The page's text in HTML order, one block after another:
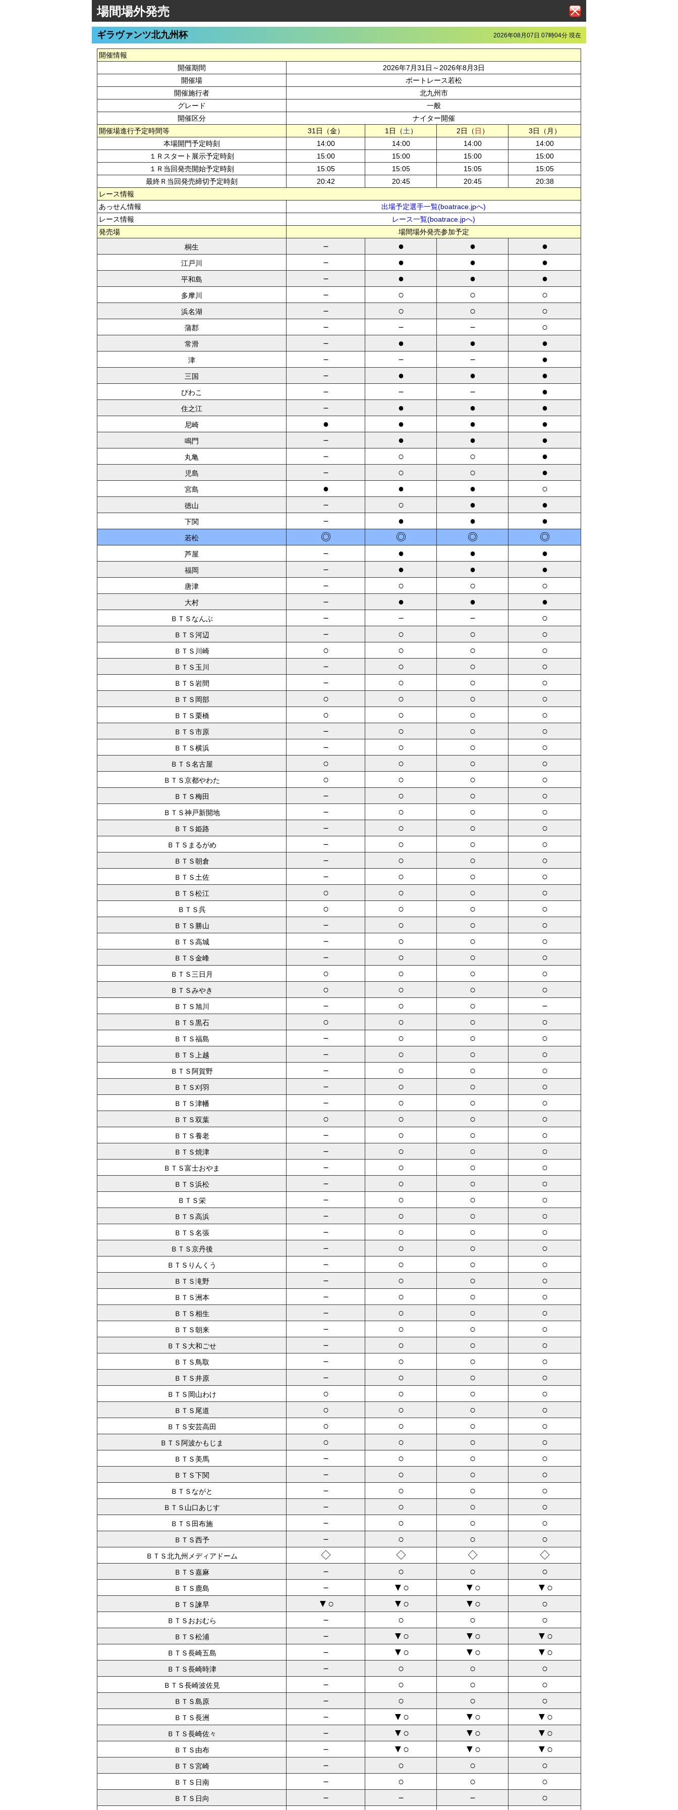
場間場外発売
2026年08月07日 07時04分 現在
ギラヴァンツ北九州杯
開催情報
開催期間
2026年7月31日～2026年8月3日
開催場
ボートレース若松
開催施行者
北九州市
グレード
一般
開催区分
ナイター開催
開催場進行予定時間等
31日（金） 1日（土） 2日（ 日 ）
3日（月）
本場開門予定時刻
14:00 14:00 14:00
14:00
１Ｒスタート展示予定時刻
15:00 15:00 15:00
15:00
１Ｒ当回発売開始予定時刻
15:05 15:05 15:05
15:05
最終Ｒ当回発売締切予定時刻
20:42 20:45 20:45
20:38
レース情報
あっせん情報
出場予定選手一覧(boatrace.jpへ)
レース情報
レース一覧(boatrace.jpへ)
発売場
場間場外発売参加予定
桐生
－ ● ● ●
江戸川 － ● ● ●
平和島 － ● ● ●
多摩川 － ○ ○ ○
浜名湖 － ○ ○ ○
蒲郡 － － － ○
常滑 － ● ● ●
津 － － － ●
三国 － ● ● ●
びわこ － － － ●
住之江 － ● ● ●
尼崎 ● ● ● ●
鳴門 － ● ● ●
丸亀 － ○ ○ ●
児島 － ○ ○ ●
宮島 ● ● ● ○
徳山 － ○ ● ●
下関 － ● ● ●
若松 ◎ ◎ ◎ ◎
芦屋 － ● ● ●
福岡 － ● ● ●
唐津 － ○ ○ ○
大村 － ● ● ●
ＢＴＳなんぶ － － － ○
ＢＴＳ河辺 － ○ ○ ○
ＢＴＳ川崎 ○ ○ ○ ○
ＢＴＳ玉川 － ○ ○ ○
ＢＴＳ岩間 － ○ ○ ○
ＢＴＳ岡部 ○ ○ ○ ○
ＢＴＳ栗橋 ○ ○ ○ ○
ＢＴＳ市原 － ○ ○ ○
ＢＴＳ横浜 － ○ ○ ○
ＢＴＳ名古屋 ○ ○ ○ ○
ＢＴＳ京都やわた ○ ○ ○ ○
ＢＴＳ梅田 － ○ ○ ○
ＢＴＳ神戸新開地 － ○ ○ ○
ＢＴＳ姫路 － ○ ○ ○
ＢＴＳまるがめ － ○ ○ ○
ＢＴＳ朝倉 － ○ ○ ○
ＢＴＳ土佐 － ○ ○ ○
ＢＴＳ松江 ○ ○ ○ ○
ＢＴＳ呉 ○ ○ ○ ○
ＢＴＳ勝山 － ○ ○ ○
ＢＴＳ高城 － ○ ○ ○
ＢＴＳ金峰 － ○ ○ ○
ＢＴＳ三日月 ○ ○ ○ ○
ＢＴＳみやき ○ ○ ○ ○
ＢＴＳ旭川 － ○ ○ －
ＢＴＳ黒石 ○ ○ ○ ○
ＢＴＳ福島 － ○ ○ ○
ＢＴＳ上越 － ○ ○ ○
ＢＴＳ阿賀野 － ○ ○ ○
ＢＴＳ刈羽 － ○ ○ ○
ＢＴＳ津幡 － ○ ○ ○
ＢＴＳ双葉 ○ ○ ○ ○
ＢＴＳ養老 － ○ ○ ○
ＢＴＳ焼津 － ○ ○ ○
ＢＴＳ富士おやま － ○ ○ ○
ＢＴＳ浜松 － ○ ○ ○
ＢＴＳ栄 － ○ ○ ○
ＢＴＳ高浜 － ○ ○ ○
ＢＴＳ名張 － ○ ○ ○
ＢＴＳ京丹後 － ○ ○ ○
ＢＴＳりんくう － ○ ○ ○
ＢＴＳ滝野 － ○ ○ ○
ＢＴＳ洲本 － ○ ○ ○
ＢＴＳ相生 － ○ ○ ○
ＢＴＳ朝来 － ○ ○ ○
ＢＴＳ大和ごせ － ○ ○ ○
ＢＴＳ鳥取 － ○ ○ ○
ＢＴＳ井原 － ○ ○ ○
ＢＴＳ岡山わけ ○ ○ ○ ○
ＢＴＳ尾道 ○ ○ ○ ○
ＢＴＳ安芸高田 ○ ○ ○ ○
ＢＴＳ阿波かもじま ○ ○ ○ ○
ＢＴＳ美馬 － ○ ○ ○
ＢＴＳ下関 － ○ ○ ○
ＢＴＳながと － ○ ○ ○
ＢＴＳ山口あじす － ○ ○ ○
ＢＴＳ田布施 － ○ ○ ○
ＢＴＳ西予 － ○ ○ ○
ＢＴＳ北九州メディアドーム ◇ ◇ ◇ ◇
ＢＴＳ嘉麻 － ○ ○ ○
ＢＴＳ鹿島 － ▼○ ▼○ ▼○
ＢＴＳ諫早 ▼○ ▼○ ▼○ ○
ＢＴＳおおむら － ○ ○ ○
ＢＴＳ松浦 － ▼○ ▼○ ▼○
ＢＴＳ長崎五島 － ▼○ ▼○ ▼○
ＢＴＳ長崎時津 － ○ ○ ○
ＢＴＳ長崎波佐見 － ○ ○ ○
ＢＴＳ島原 － ○ ○ ○
ＢＴＳ長洲 － ▼○ ▼○ ▼○
ＢＴＳ長崎佐々 － ▼○ ▼○ ▼○
ＢＴＳ由布 － ▼○ ▼○ ▼○
ＢＴＳ宮崎 － ○ ○ ○
ＢＴＳ日南 － ○ ○ ○
ＢＴＳ日向 － － －
○